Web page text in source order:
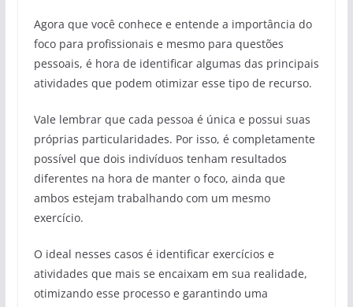
Agora que você conhece e entende a importância do
foco para profissionais e mesmo para questões
pessoais, é hora de identificar algumas das principais
atividades que podem otimizar esse tipo de recurso.
Vale lembrar que cada pessoa é única e possui suas
próprias particularidades. Por isso, é completamente
possível que dois indivíduos tenham resultados
diferentes na hora de manter o foco, ainda que
ambos estejam trabalhando com um mesmo
exercício.
O ideal nesses casos é identificar exercícios e
atividades que mais se encaixam em sua realidade,
otimizando esse processo e garantindo uma